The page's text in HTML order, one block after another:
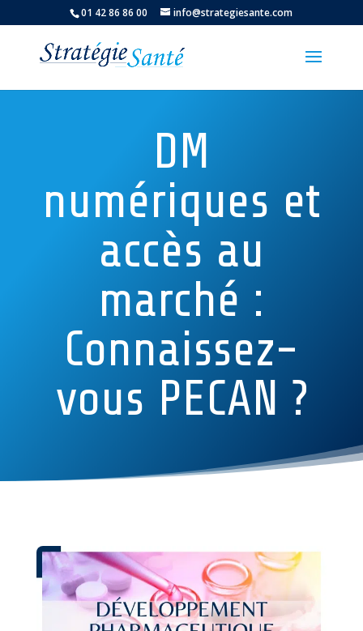
01 42 86 86 00 info@strategiesante.com
DM
numériques et
accès au
marché :
Connaissez-
vous PECAN ?